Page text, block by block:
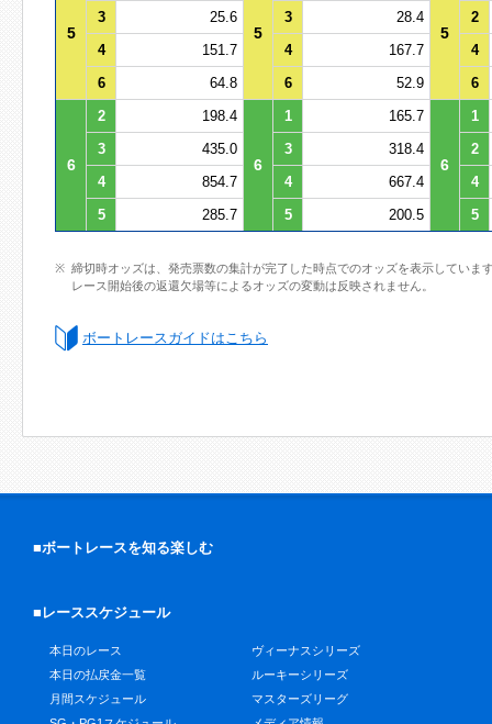
5 5 5
3
25.6 3 28.4
2
4
151.7 4 167.7
4
6
64.8 6 52.9 6
6
2 198.4
6
1 165.7
6
1
3
435.0 3 318.4
2
4
854.7 4 667.4
4
5
285.7 5 200.5 5
締切時オッズは、発売票数の集計が完了した時点でのオッズを表示していま
レース開始後の返還欠場等によるオッズの変動は反映されません。
ボートレースガイドはこちら
■ボートレースを知る楽しむ
■レーススケジュール
本日のレース
本日の払戻金一覧
月間スケジュール
ヴィーナスシリーズ
ルーキーシリーズ
マスターズリーグ